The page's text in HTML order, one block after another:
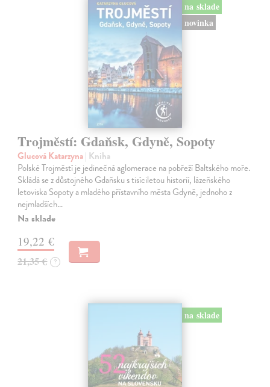
na sklade
novinka
Trojměstí: Gdaňsk, Gdyně, Sopoty
Glucová Katarzyna| Kniha
Polské Trojměstí je jedinečná aglomerace na pobřeží Baltského moře.
Skládá se z důstojného Gdaňsku s tisíciletou historií, lázeňského
letoviska Sopoty a mladého přístavního města Gdyně, jednoho z
nejmladších…
Na sklade
19,22 €
21,35 € ?
na sklade